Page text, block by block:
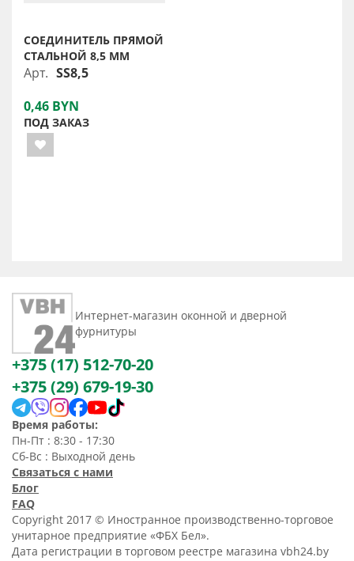
СОЕДИНИТЕЛЬ ПРЯМОЙ
СТАЛЬНОЙ 8,5 ММ
Арт. SS8,5
0,46 BYN
ПОД ЗАКАЗ
Интернет-магазин оконной и дверной
фурнитуры
+375 (17) 512-70-20
+375 (29) 679-19-30
Время работы:
Пн-Пт : 8:30 - 17:30
Сб-Вс : Выходной день
Связаться с нами
Блог
FAQ
Copyright 2017 © Иностранное производственно-торговое
унитарное предприятие «ФБХ Бел».
Дата регистрации в торговом реестре магазина vbh24.by